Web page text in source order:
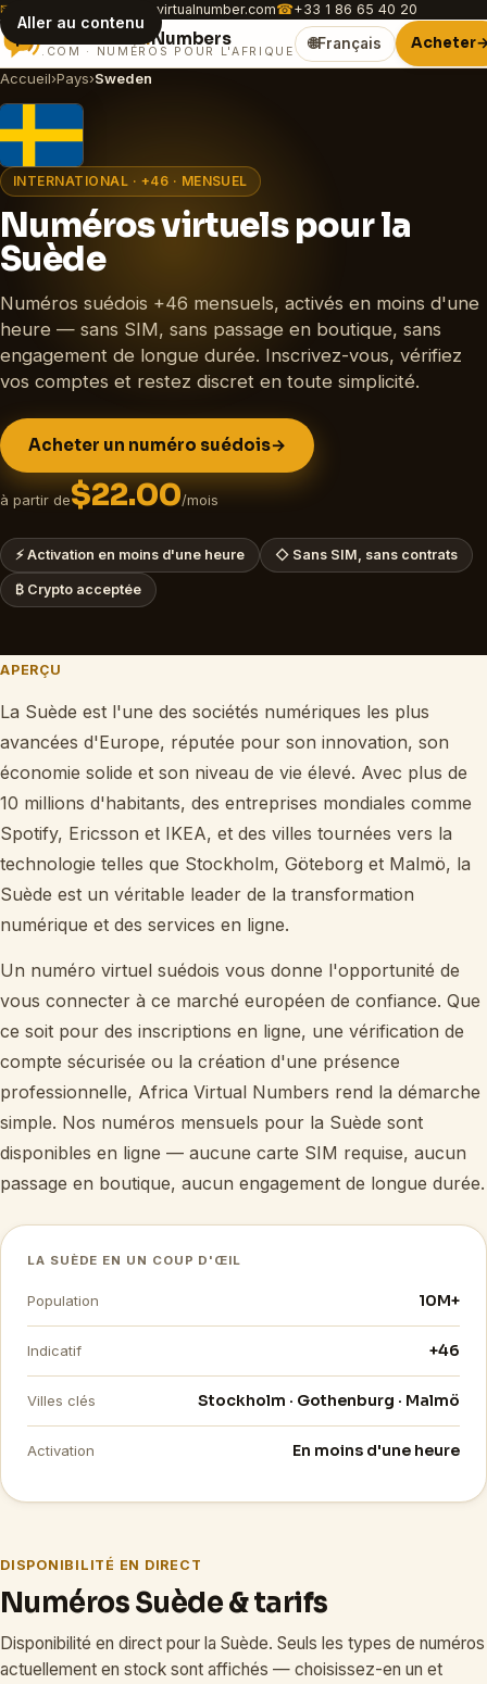
Aller au contenu
✉ customer.care@africavirtualnumber.com☎+33 1 86 65 40 20
VirtualNumbers
.COM · NUMÉROS POUR L'AFRIQUE 🌐Français Acheter
Accueil›Pays›Sweden
INTERNATIONAL · +46 · MENSUEL
Numéros virtuels pour la
Suède
Numéros suédois +46 mensuels, activés en moins d'une
heure — sans SIM, sans passage en boutique, sans
engagement de longue durée. Inscrivez-vous, vérifiez
vos comptes et restez discret en toute simplicité.
Acheter un numéro suédois→
à partir de$22.00/mois
⚡ Activation en moins d'une heure ◇ Sans SIM, sans contrats
₿ Crypto acceptée
APERÇU
La Suède est l'une des sociétés numériques les plus
avancées d'Europe, réputée pour son innovation, son
économie solide et son niveau de vie élevé. Avec plus de
10 millions d'habitants, des entreprises mondiales comme
Spotify, Ericsson et IKEA, et des villes tournées vers la
technologie telles que Stockholm, Göteborg et Malmö, la
Suède est un véritable leader de la transformation
numérique et des services en ligne.
Un numéro virtuel suédois vous donne l'opportunité de
vous connecter à ce marché européen de confiance. Que
ce soit pour des inscriptions en ligne, une vérification de
compte sécurisée ou la création d'une présence
professionnelle, Africa Virtual Numbers rend la démarche
simple. Nos numéros mensuels pour la Suède sont
disponibles en ligne — aucune carte SIM requise, aucun
passage en boutique, aucun engagement de longue durée.
LA SUÈDE EN UN COUP D'ŒIL
Population 10M+
Indicatif +46
Villes clés Stockholm · Gothenburg · Malmö
Activation En moins d'une heure
DISPONIBILITÉ EN DIRECT
Numéros Suède & tarifs
Disponibilité en direct pour la Suède. Seuls les types de numéros
actuellement en stock sont affichés — choisissez-en un et